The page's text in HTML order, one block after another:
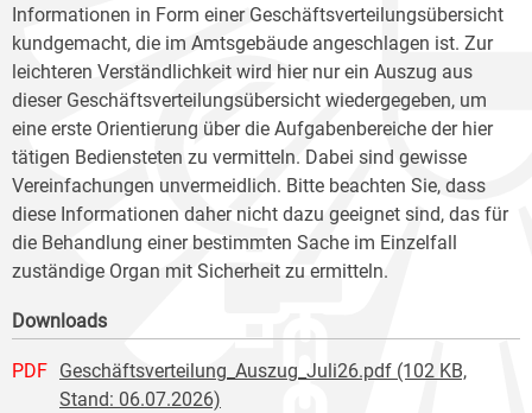
Informationen in Form einer Geschäftsverteilungsübersicht
kundgemacht, die im Amtsgebäude angeschlagen ist. Zur
leichteren Verständlichkeit wird hier nur ein Auszug aus
dieser Geschäftsverteilungsübersicht wiedergegeben, um
eine erste Orientierung über die Aufgabenbereiche der hier
tätigen Bediensteten zu vermitteln. Dabei sind gewisse
Vereinfachungen unvermeidlich. Bitte beachten Sie, dass
diese Informationen daher nicht dazu geeignet sind, das für
die Behandlung einer bestimmten Sache im Einzelfall
zuständige Organ mit Sicherheit zu ermitteln.
Downloads
PDF Geschäftsverteilung_Auszug_Juli26.pdf (102 KB,
Stand: 06.07.2026)